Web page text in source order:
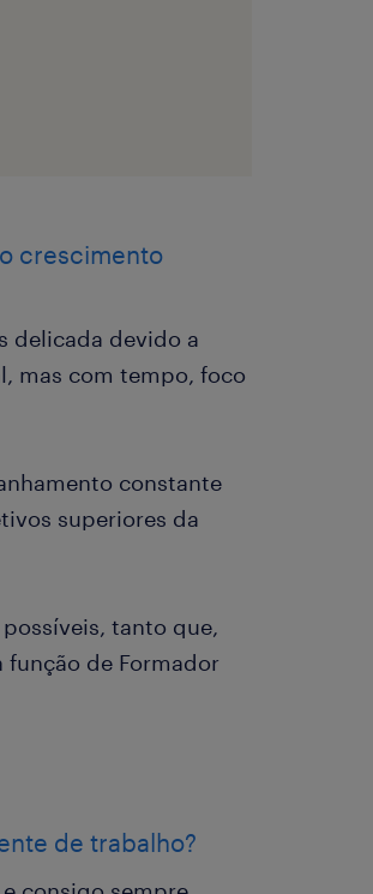
crescimento
delicada devido a
mas com tempo, foco
constante
superiores da
tanto que,
função de Formador
de trabalho?